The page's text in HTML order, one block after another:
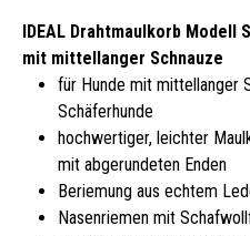
IDEAL Drahtmaulkorb Modell
mit mittellanger Schnauze
für Hunde mit mittellanger
Schäferhunde
hochwertiger, leichter
mit abgerundeten Enden
Beriemung aus echtem
Nasenriemen mit